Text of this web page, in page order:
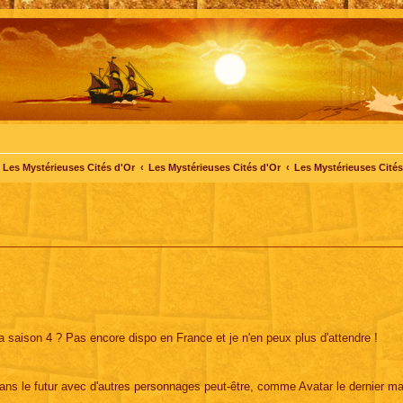
Les Mystérieuses Cités d'Or Les Mystérieuses Cités d'Or Les Mystérieuses
4 ? Pas encore dispo en France et je n'en peux plus d'attendre !
le futur avec d'autres personnages peut-être, comme Avatar le dernier